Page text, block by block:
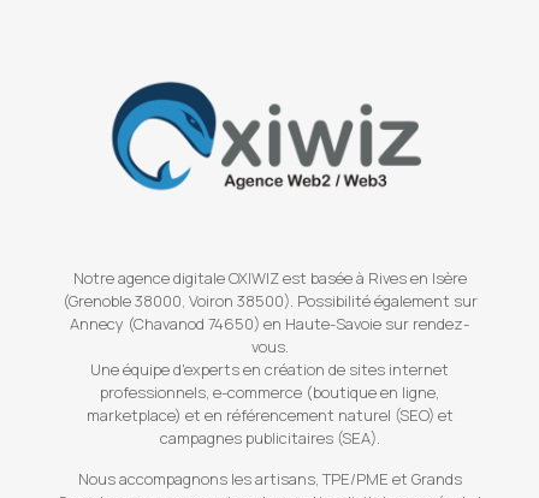
Notre agence digitale OXIWIZ est basée à Rives en Isère
(Grenoble 38000, Voiron 38500). Possibilité également sur
Annecy (Chavanod 74650) en Haute-Savoie sur rendez-
vous.
Une équipe d'experts en création de sites internet
professionnels, e-commerce (boutique en ligne,
marketplace) et en référencement naturel (SEO) et
campagnes publicitaires (SEA).
Nous accompagnons les artisans, TPE/PME et Grands